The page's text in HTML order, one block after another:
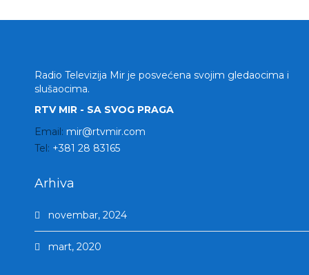
Radio Televizija Mir je posvećena svojim gledaocima i
slušaocima.
RTV MIR - SA SVOG PRAGA
Email: mir@rtvmir.com
Tel: +381 28 83165
Arhiva
novembar, 2024
mart, 2020